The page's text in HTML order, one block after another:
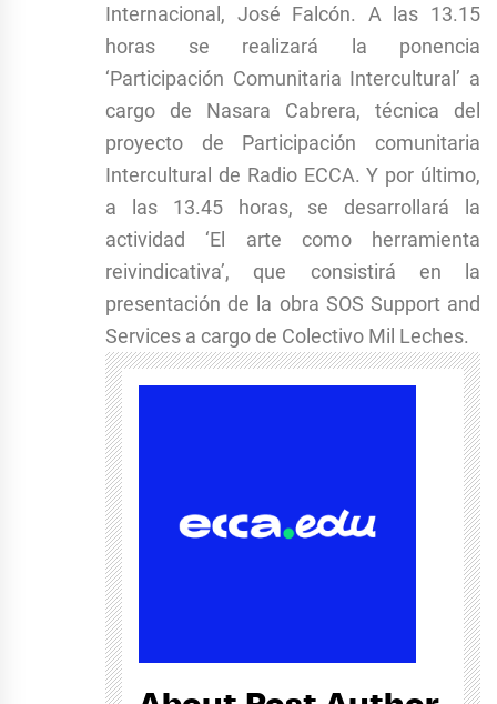
Internacional, José Falcón. A las 13.15
horas se realizará la ponencia
‘Participación Comunitaria Intercultural’ a
cargo de Nasara Cabrera, técnica del
proyecto de Participación comunitaria
Intercultural de Radio ECCA. Y por último,
a las 13.45 horas, se desarrollará la
actividad ‘El arte como herramienta
reivindicativa’, que consistirá en la
presentación de la obra SOS Support and
Services a cargo de Colectivo Mil Leches.